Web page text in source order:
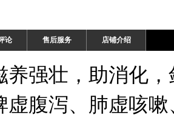
论 售后服务 店铺介绍
养强壮，助消化
虚腹泻、肺虚咳